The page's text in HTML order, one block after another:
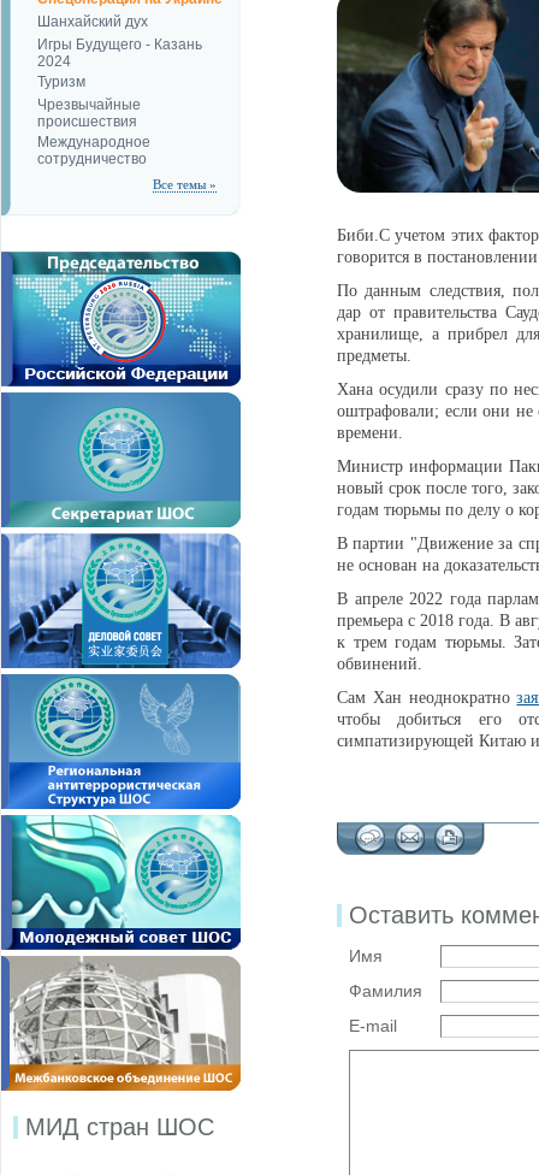
Шанхайский дух
Игры Будущего - Казань
2024
Туризм
Чрезвычайные
происшествия
Международное
сотрудничество
Все темы »
МИД стран ШОС
Биби.С учетом этих
говорится в
По данным следствия,
дар от правительства
хранилище, а прибрел
предметы.
Хана осудили сразу по
оштрафовали; если они не
времени.
Министр информации
новый срок после того,
годам тюрьмы по делу о
В партии "Движение за
не основан на
В апреле 2022 года
премьера с 2018 года. В
к трем годам тюрьмы.
обвинений.
Сам Хан неоднократно
чтобы добиться его
симпатизирующей Китаю
Оставить
Имя
Фамилия
E-mail